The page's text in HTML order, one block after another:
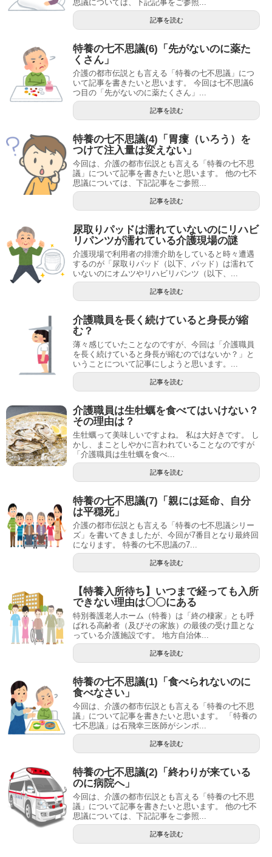
思議については、下記記事をご参照...
記事を読む
特養の七不思議(6)「先がないのに薬た
くさん」
介護の都市伝説とも言える「特養の七不思議」につ
いて記事を書きたいと思います。 今回は七不思議6
つ目の「先がないのに薬たくさん」...
記事を読む
特養の七不思議(4)「胃瘻（いろう）を
つけて注入量は変えない」
今回は、介護の都市伝説とも言える「特養の七不思
議」について記事を書きたいと思います。 他の七不
思議については、下記記事をご参照...
記事を読む
尿取りパッドは濡れていないのにリハビ
リパンツが濡れている介護現場の謎
介護現場で利用者の排泄介助をしていると時々遭遇
するのが「尿取りパッド（以下、パッド）は濡れて
いないのにオムツやリハビリパンツ（以下、...
記事を読む
介護職員を長く続けていると身長が縮
む？
薄々感じていたことなのですが、今回は「介護職員
を長く続けていると身長が縮むのではないか？」と
いうことについて記事にしようと思います。...
記事を読む
介護職員は生牡蠣を食べてはいけない？
その理由は？
生牡蠣って美味しいですよね。 私は大好きです。 し
かし、まことしやかに言われていることなのですが
「介護職員は生牡蠣を食べ...
記事を読む
特養の七不思議(7)「親には延命、自分
は平穏死」
介護の都市伝説とも言える「特養の七不思議シリー
ズ」を書いてきましたが、今回が7番目となり最終回
になります。 特養の七不思議の7...
記事を読む
【特養入所待ち】いつまで経っても入所
できない理由は〇〇にある
特別養護老人ホーム（特養）は「終の棲家」とも呼
ばれる高齢者（及びその家族）の最後の受け皿とな
っている介護施設です。 地方自治体...
記事を読む
特養の七不思議(1)「食べられないのに
食べなさい」
今回は、介護の都市伝説とも言える「特養の七不思
議」について記事を書きたいと思います。 「特養の
七不思議」は石飛幸三医師がシンポ...
記事を読む
特養の七不思議(2)「終わりが来ている
のに病院へ」
今回は、介護の都市伝説とも言える「特養の七不思
議」について記事を書きたいと思います。 他の七不
思議については、下記記事をご参照...
記事を読む